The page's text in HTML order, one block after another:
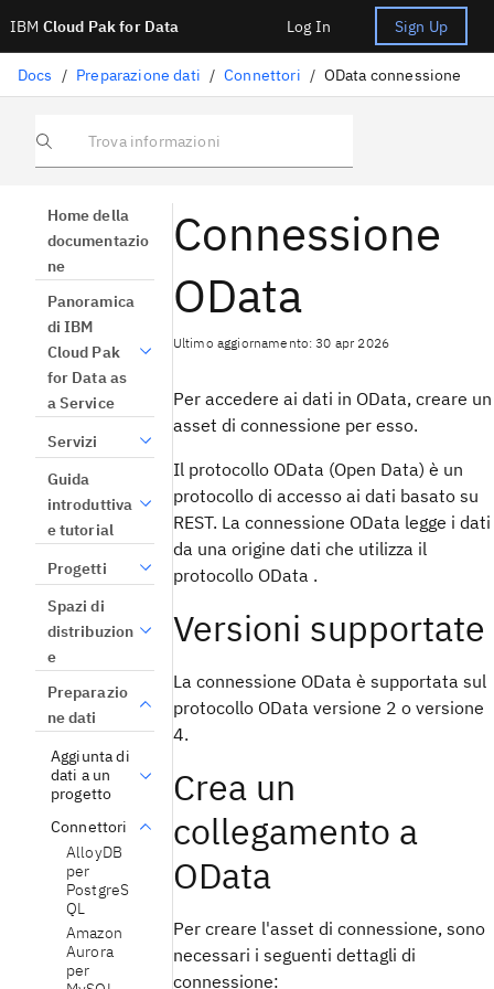
IBM Cloud Pak for Data Log In Sign Up
Docs / Preparazione dati / Connettori / OData connessione
Trova informazioni
Home della
documentazio
ne
Panoramica
di IBM
Cloud Pak
for Data as
a Service
Servizi
Guida
introduttiva
e tutorial
Progetti
Spazi di
distribuzion
e
Preparazio
ne dati
Aggiunta di
dati a un
progetto
Connettori
AlloyDB
per
PostgreS
QL
Amazon
Aurora
per
Connessione
OData
Ultimo aggiornamento: 30 apr 2026
Per accedere ai dati in OData, creare un
asset di connessione per esso.
Il protocollo OData (Open Data) è un
protocollo di accesso ai dati basato su
REST. La connessione OData legge i dati
da una origine dati che utilizza il
protocollo OData .
Versioni supportate
La connessione OData è supportata sul
protocollo OData versione 2 o versione
4.
Crea un
collegamento a
OData
Per creare l'asset di connessione, sono
necessari i seguenti dettagli di
connessione: